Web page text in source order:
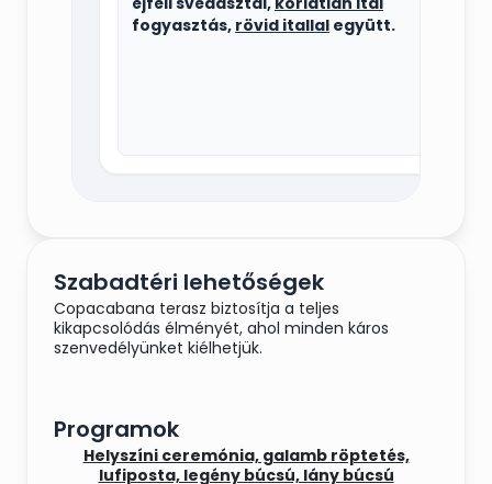
fogyasztás, rövid itallal együtt.
Szabadtéri lehetőségek
Copacabana terasz biztosítja a teljes
kikapcsolódás élményét, ahol minden káros
szenvedélyünket kiélhetjük.
Programok
Helyszíni ceremónia, galamb röptetés,
lufiposta, legény búcsú, lány búcsú